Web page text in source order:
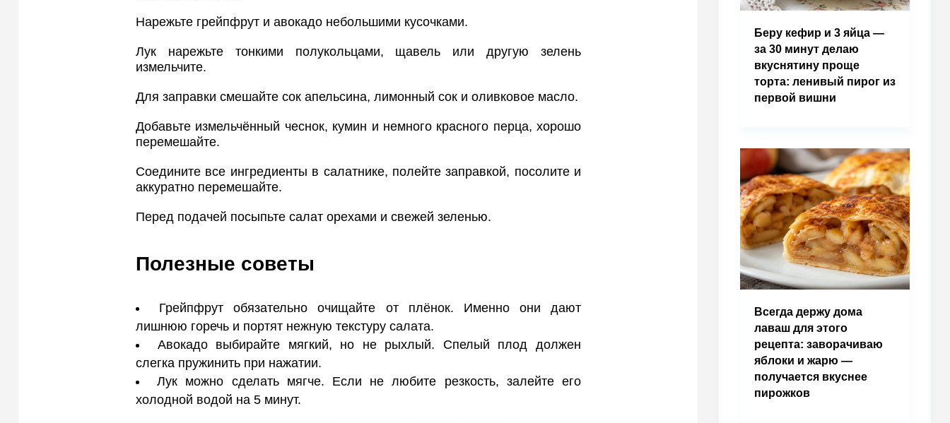
Нарежьте грейпфрут и авокадо небольшими кусочками.
Лук нарежьте тонкими полукольцами, щавель или другую зелень
измельчите.
Для заправки смешайте сок апельсина, лимонный сок и оливковое масло.
Добавьте измельчённый чеснок, кумин и немного красного перца, хорошо
перемешайте.
Соедините все ингредиенты в салатнике, полейте заправкой, посолите и
аккуратно перемешайте.
Перед подачей посыпьте салат орехами и свежей зеленью.
Полезные советы
Грейпфрут обязательно очищайте от плёнок. Именно они дают
лишнюю горечь и портят нежную текстуру салата.
Авокадо выбирайте мягкий, но не рыхлый. Спелый плод должен
слегка пружинить при нажатии.
Лук можно сделать мягче. Если не любите резкость, залейте его
холодной водой на 5 минут.
Беру кефир и 3 яйца —
за 30 минут делаю
вкуснятину проще
торта: ленивый пирог из
первой вишни
Всегда держу дома
лаваш для этого
рецепта: заворачиваю
яблоки и жарю —
получается вкуснее
пирожков